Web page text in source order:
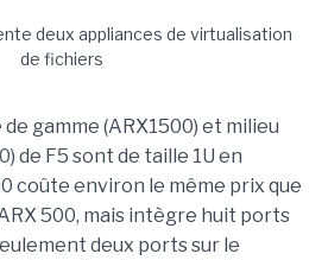
gamme (ARX1500) et milieu
de F5 sont de taille 1U en
coûte environ le même prix que
500, mais intègre huit ports
deux ports sur le